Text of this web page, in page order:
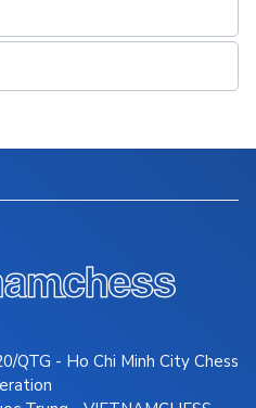
QTG - Ho Chi Minh City Chess